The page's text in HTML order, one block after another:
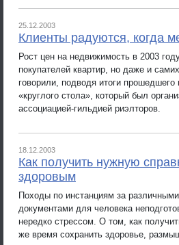
25.12.2003
Клиенты радуются, когда
Рост цен на недвижимость в 2003
покупателей квартир, но даже и
говорили, подводя итоги прошедшего
«круглого стола», который был
ассоциацией-гильдией риэлторов.
18.12.2003
Как получить нужную
здоровым
Походы по инстанциям за
документами для человека
нередко стрессом. О том, как
же время сохранить здоровье,